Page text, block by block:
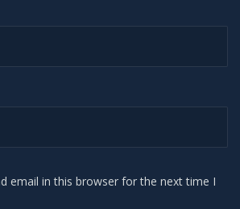
email in this browser for the next time I